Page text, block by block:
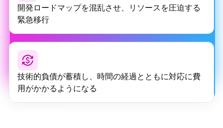
開発ロードマップを混乱させ、リソースを圧迫する
緊急移行
技術的負債が蓄積し、時間の経過とともに対応に費
用がかかるようになる